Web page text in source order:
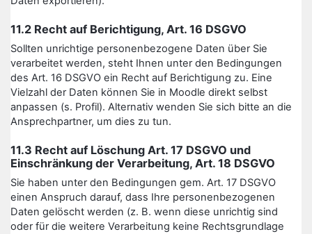
11.2 Recht auf Berichtigung, Art. 16 DSGVO
Sollten unrichtige personenbezogene Daten über Sie
verarbeitet werden, steht Ihnen unter den Bedingungen
des Art. 16 DSGVO ein Recht auf Berichtigung zu. Eine
Vielzahl der Daten können Sie in Moodle direkt selbst
anpassen (s. Profil). Alternativ wenden Sie sich bitte an die
Ansprechpartner, um dies zu tun.
11.3 Recht auf Löschung Art. 17 DSGVO und
Einschränkung der Verarbeitung, Art. 18 DSGVO
Sie haben unter den Bedingungen gem. Art. 17 DSGVO
einen Anspruch darauf, dass Ihre personenbezogenen
Daten gelöscht werden (z. B. wenn diese unrichtig sind
oder für die weitere Verarbeitung keine Rechtsgrundlage